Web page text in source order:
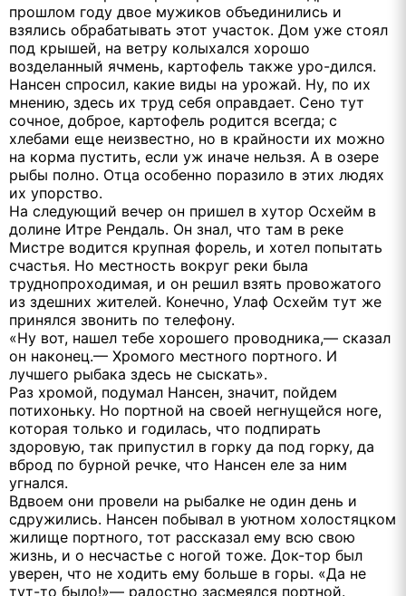
прошлом году двое мужиков объединились и
взялись обрабатывать этот участок. Дом уже стоял
под крышей, на ветру колыхался хорошо
возделанный ячмень, картофель также уро-дился.
Нансен спросил, какие виды на урожай. Ну, по их
мнению, здесь их труд себя оправдает. Сено тут
сочное, доброе, картофель родится всегда; с
хлебами еще неизвестно, но в крайности их можно
на корма пустить, если уж иначе нельзя. А в озере
рыбы полно. Отца особенно поразило в этих людях
их упорство.
На следующий вечер он пришел в хутор Осхейм в
долине Итре Рендаль. Он знал, что там в реке
Мистре водится крупная форель, и хотел попытать
счастья. Но местность вокруг реки была
труднопроходимая, и он решил взять провожатого
из здешних жителей. Конечно, Улаф Осхейм тут же
принялся звонить по телефону.
«Ну вот, нашел тебе хорошего проводника,— сказал
он наконец.— Хромого местного портного. И
лучшего рыбака здесь не сыскать».
Раз хромой, подумал Нансен, значит, пойдем
потихоньку. Но портной на своей негнущейся ноге,
которая только и годилась, что подпирать
здоровую, так припустил в горку да под горку, да
вброд по бурной речке, что Нансен еле за ним
угнался.
Вдвоем они провели на рыбалке не один день и
сдружились. Нансен побывал в уютном холостяцком
жилище портного, тот рассказал ему всю свою
жизнь, и о несчастье с ногой тоже. Док-тор был
уверен, что не ходить ему больше в горы. «Да не
тут-то было!»— радостно засмеялся портной.